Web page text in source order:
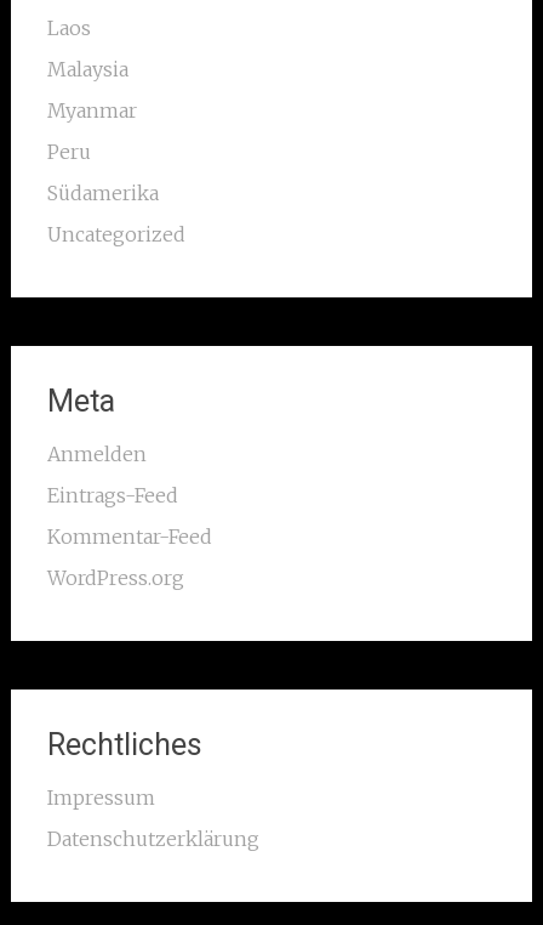
Laos
Malaysia
Myanmar
Peru
Südamerika
Uncategorized
Meta
Anmelden
Eintrags-Feed
Kommentar-Feed
WordPress.org
Rechtliches
Impressum
Datenschutzerklärung